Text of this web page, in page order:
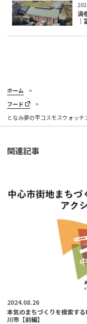
渦
ホーム
フード
となみ夢の平コスモスウォッ
関連記事
2024.08.26
本気のまちづくりを模索す
川市【前編】